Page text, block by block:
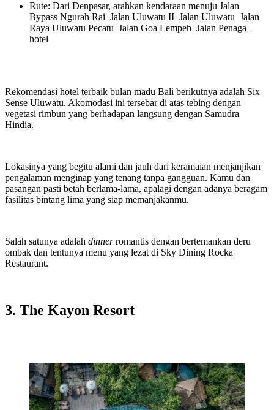
Rute: Dari Denpasar, arahkan kendaraan menuju Jalan
Bypass Ngurah Rai–Jalan Uluwatu II–Jalan Uluwatu–Jalan
Raya Uluwatu Pecatu–Jalan Goa Lempeh–Jalan Penaga–
hotel
Rekomendasi hotel terbaik bulan madu Bali berikutnya adalah Six
Sense Uluwatu. Akomodasi ini tersebar di atas tebing dengan
vegetasi rimbun yang berhadapan langsung dengan Samudra
Hindia.
Lokasinya yang begitu alami dan jauh dari keramaian menjanjikan
pengalaman menginap yang tenang tanpa gangguan. Kamu dan
pasangan pasti betah berlama-lama, apalagi dengan adanya beragam
fasilitas bintang lima yang siap memanjakanmu.
Salah satunya adalah dinnerromantis dengan bertemankan deru
ombak dan tentunya menu yang lezat di Sky Dining Rocka
Restaurant.
3. The Kayon Resort